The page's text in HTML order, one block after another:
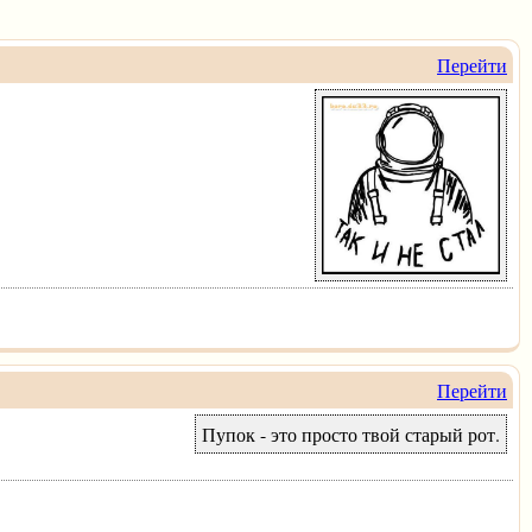
Перейти
Перейти
Пупок - это просто твой старый рот.